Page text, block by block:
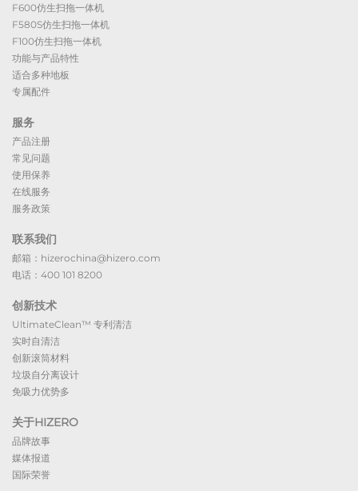
F600仿生扫拖一体机
F580S仿生扫拖一体机
F100仿生扫拖一体机
功能与产品特性
适合多种地板
专属配件
服务
产品注册
常见问题
使用保养
在线服务
服务政策
联系我们
邮箱：hizerochina@hizero.com
电话：400 101 8200
创新技术
UltimateClean™ 专利清洁
实时自清洁
创新滚筒材料
垃圾自分离设计
免吸力优势多
关于HIZERO
品牌故事
媒体报道
国际荣誉